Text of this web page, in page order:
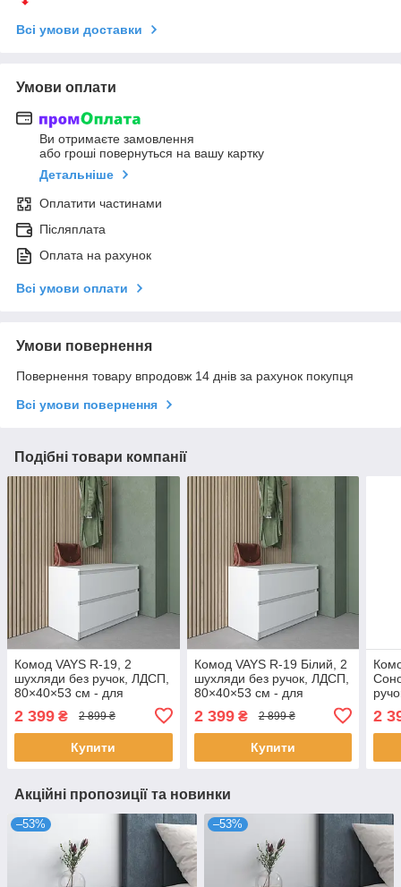
Всі умови доставки
Умови оплати
Ви отримаєте замовлення
або гроші повернуться на вашу картку
Детальніше
Оплатити частинами
Післяплата
Оплата на рахунок
Всі умови оплати
Умови повернення
Повернення товару впродовж 14 днів за рахунок покупця
Всі умови повернення
Подібні товари компанії
Комод VAYS R-19, 2
шухляди без ручок, ЛДСП,
80×40×53 см - для
вітальні
2 399 ₴ 2 899 ₴
Купити
Комод VAYS R-19 Білий, 2
шухляди без ручок, ЛДСП,
80×40×53 см - для
вітальні
2 399₴ 2 899 ₴
Купити
2
Акційні пропозиції та новинки
–53% –53%